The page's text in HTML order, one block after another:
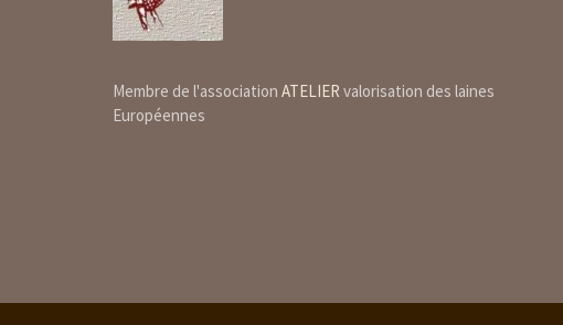
Membre de l'association ATELIER valorisation des laines
Européennes